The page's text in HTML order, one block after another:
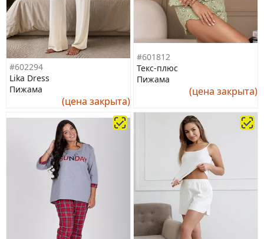
#602294
Lika Dress
Пижама
(цена закрыта)
#601812
Текс-плюс
Пижама
(цена закрыта)